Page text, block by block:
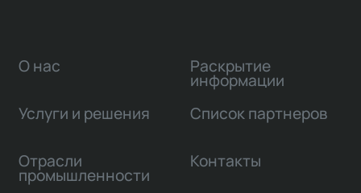
О нас
Услуги и решения
Отрасли
промышленности
Раскрытие
информации
Список партнеров
Контакты